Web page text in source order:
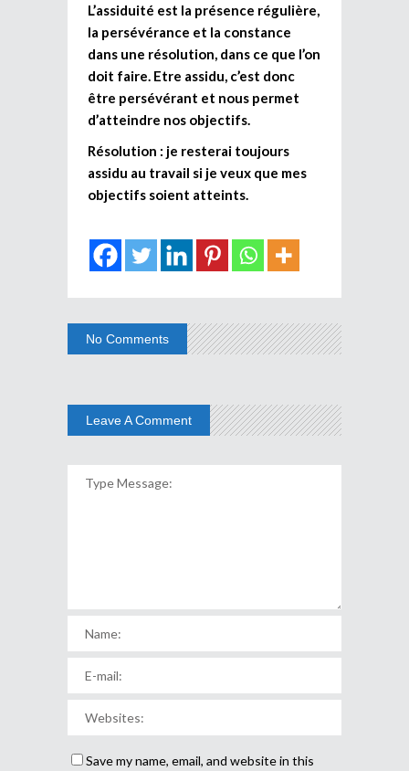
L’assiduité est la présence régulière,
la persévérance et la constance
dans une résolution, dans ce que l’on
doit faire. Etre assidu, c’est donc
être persévérant et nous permet
d’atteindre nos objectifs.
Résolution : je resterai toujours
assidu au travail si je veux que mes
objectifs soient atteints.
No Comments
Leave A Comment
Save my name, email, and website in this